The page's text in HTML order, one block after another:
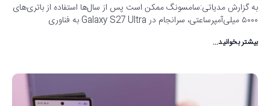
به گزارش مدیاتی:سامسونگ ممکن است پس از سال‌ها استفاده از باتری‌های
۵۰۰۰ میلی‌آمپرساعتی، سرانجام در Galaxy S27 Ultra به فناوری
بیشتر بخوانید...